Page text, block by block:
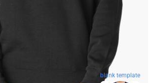
blank template